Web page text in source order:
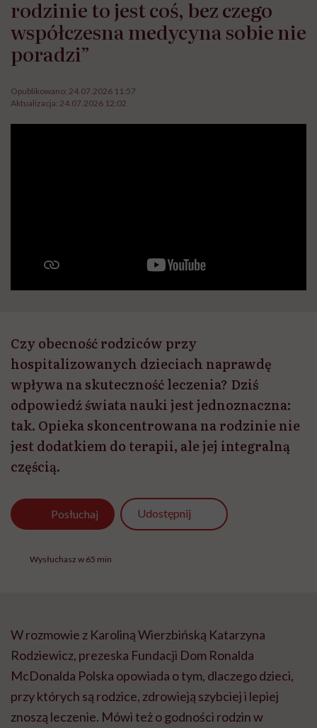
rodzinie to jest coś, bez czego
współczesna medycyna sobie nie
poradzi”
Opublikowano: 24.07.2026 11:57
Aktualizacja: 24.07.2026 12:02
Czy obecność rodziców przy
hospitalizowanych dzieciach naprawdę
wpływa na skuteczność leczenia? Dziś
odpowiedź świata nauki jest jednoznaczna:
tak. Opieka skoncentrowana na rodzinie nie
jest dodatkiem do terapii, ale jej integralną
częścią.
Posłuchaj Udostępnij
Wysłuchasz w 65 min
W rozmowie z Karoliną Wierzbińską Katarzyna
Rodziewicz, prezeska Fundacji Dom Ronalda
McDonalda Polska opowiada o tym, dlaczego dzieci,
przy których są rodzice, zdrowieją szybciej i lepiej
znoszą leczenie. Mówi też o godności rodzin w